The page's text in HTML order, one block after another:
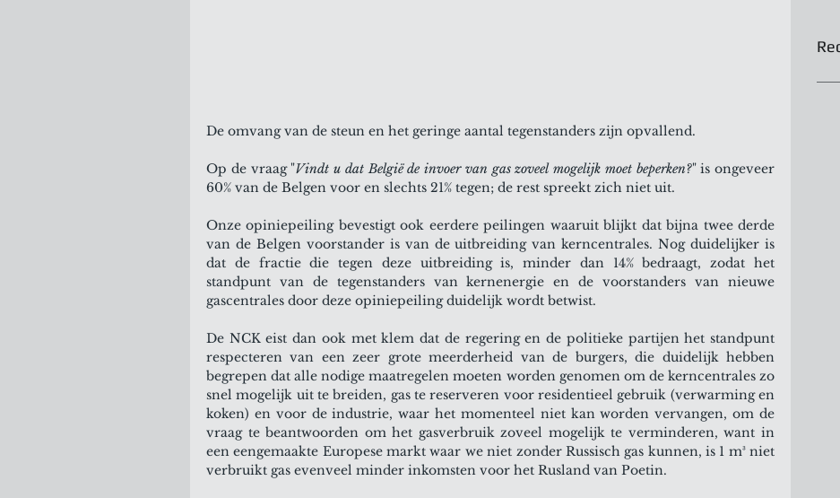
De omvang van de steun en het geringe aantal tegenstanders zijn opvallend.
Op de vraag "Vindt u dat België de invoer van gas zoveel mogelijk moet beperken?" is ongeveer
60% van de Belgen voor en slechts 21% tegen; de rest spreekt zich niet uit.
Onze opiniepeiling bevestigt ook eerdere peilingen waaruit blijkt dat bijna twee derde
van de Belgen voorstander is van de uitbreiding van kerncentrales. Nog duidelijker is
dat de fractie die tegen deze uitbreiding is, minder dan 14% bedraagt, zodat het
standpunt van de tegenstanders van kernenergie en de voorstanders van nieuwe
gascentrales door deze opiniepeiling duidelijk wordt betwist.
De NCK eist dan ook met klem dat de regering en de politieke partijen het standpunt
respecteren van een zeer grote meerderheid van de burgers, die duidelijk hebben
begrepen dat alle nodige maatregelen moeten worden genomen om de kerncentrales zo
snel mogelijk uit te breiden, gas te reserveren voor residentieel gebruik (verwarming en
koken) en voor de industrie, waar het momenteel niet kan worden vervangen, om de
vraag te beantwoorden om het gasverbruik zoveel mogelijk te verminderen, want in
een eengemaakte Europese markt waar we niet zonder Russisch gas kunnen, is 1 m³ niet
verbruikt gas evenveel minder inkomsten voor het Rusland van Poetin.